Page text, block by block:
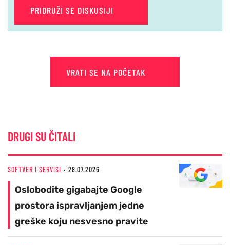
PRIDRUŽI SE DISKUSIJI
VRATI SE NA POČETAK
DRUGI SU ČITALI
SOFTVER I SERVISI 28.07.2026
Oslobodite gigabajte Google
prostora ispravljanjem jedne
greške koju nesvesno pravite